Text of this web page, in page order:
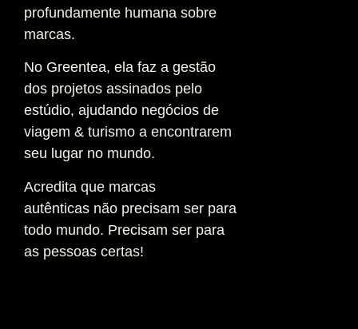
profundamente humana sobre
marcas.
No Greentea, ela faz a gestão
dos projetos assinados pelo
estúdio, ajudando negócios de
viagem & turismo a encontrarem
seu lugar no mundo.
Acredita que marcas
autênticas não precisam ser para
todo mundo. Precisam ser para
as pessoas certas!